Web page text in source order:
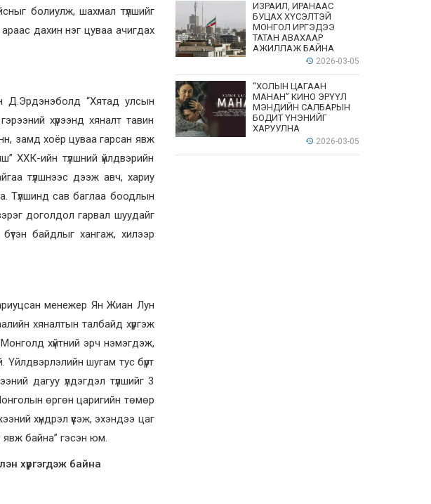
болиулж, шахмал түлшийг
араас дахин нэг цуваа ачигдах
Д.Эрдэнэболд “Хятад улсын
хүрээнд хяналт тавин
замд хоёр цуваа гарсан явж
ХХК-ийн түлшний үйлдвэрийн
түлшнээс дээж авч, хариу
Түлшинд сав баглаа боодлын
доголдол гарвал шуудайг
байдлыг хангаж, хилээр
менежер Ян Жиан Лун
хяналтын талбайд хүргэж
хүйтний эрч нэмэгдэж,
Үйлдвэрлэлийн шугам тус бүрт
дагуу үлдэгдэл түлшийг 3
өргөн царигийн төмөр
хүндрэл үүсэж, эхэндээ цаг
явж байна” гэсэн юм.
хүргэгдэж байна
ИЗРАИЛ, ИРАНААС
БУЦАХ ХҮСЭЛТЭЙ
МОНГОЛ ИРГЭДЭЭ
ТАТАН АВАХААР
АЖИЛЛАЖ БАЙНА
2026-03-05
“ХОЛЫН ЦАГААН
МАНАН” КИНО ЭРҮҮЛ
МЭНДИЙН САЛБАРЫН
БОДИТ ҮНЭНИЙГ
ХАРУУЛНА
2026-03-05